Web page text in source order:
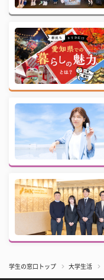
学生の窓口トップ 大学生活